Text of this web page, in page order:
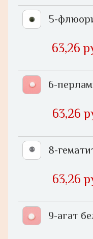
5-
63,26
6-
63,26
8-
63,26
9-агат